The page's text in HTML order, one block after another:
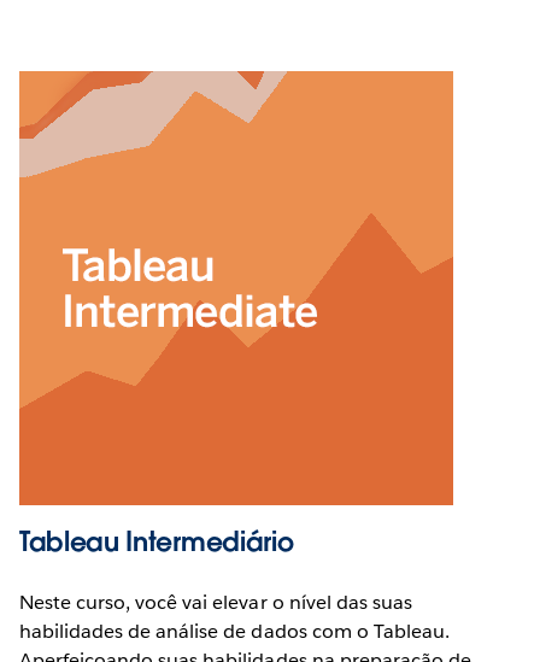
Tableau Intermediário
Neste curso, você vai elevar o nível das suas
habilidades de análise de dados com o Tableau.